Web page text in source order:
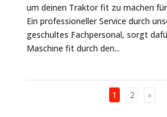
um deinen Traktor fit zu machen
Ein professioneller Service durch
geschultes Fachpersonal, sorgt
Maschine fit durch den...
1 2 »